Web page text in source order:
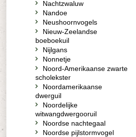
Nachtzwaluw
Nandoe
Neushoornvogels
Nieuw-Zeelandse
boeboekuil
Nijlgans
Nonnetje
Noord-Amerikaanse zwarte
scholekster
Noordamerikaanse
dwerguil
Noordelijke
witwangdwergooruil
Noordse nachtegaal
Noordse pijlstormvogel